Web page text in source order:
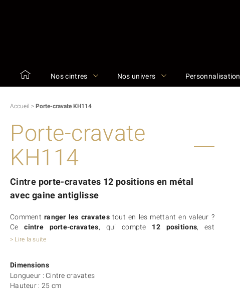
Nos cintres Nos univers Personnalisation
Accueil > Porte-cravate KH114
Porte-cravate
KH114
Cintre porte-cravates 12 positions en métal
avec gaine antiglisse
Comment ranger les cravatestout en les mettant en valeur ?
Cecintre porte-cravates, qui compte 12 positions, est
spécialement conçu pour
> Lire la suite
Dimensions
Longueur : Cintre cravates
Hauteur : 25 cm